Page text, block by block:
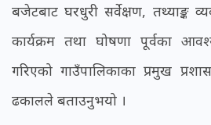
बजेटबाट घरधुरी सर्वेक्षण, तथ्याङ्क
कार्यक्रम तथा घोषणा पूर्वका
गरिएको गाउँपालिकाका प्रमुख
ढकालले बताउनुभयो ।